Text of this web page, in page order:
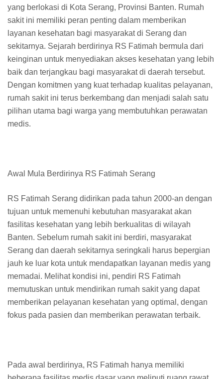
yang berlokasi di Kota Serang, Provinsi Banten. Rumah
sakit ini memiliki peran penting dalam memberikan
layanan kesehatan bagi masyarakat di Serang dan
sekitarnya. Sejarah berdirinya RS Fatimah bermula dari
keinginan untuk menyediakan akses kesehatan yang lebih
baik dan terjangkau bagi masyarakat di daerah tersebut.
Dengan komitmen yang kuat terhadap kualitas pelayanan,
rumah sakit ini terus berkembang dan menjadi salah satu
pilihan utama bagi warga yang membutuhkan perawatan
medis.
Awal Mula Berdirinya RS Fatimah Serang
RS Fatimah Serang didirikan pada tahun 2000-an dengan
tujuan untuk memenuhi kebutuhan masyarakat akan
fasilitas kesehatan yang lebih berkualitas di wilayah
Banten. Sebelum rumah sakit ini berdiri, masyarakat
Serang dan daerah sekitarnya seringkali harus bepergian
jauh ke luar kota untuk mendapatkan layanan medis yang
memadai. Melihat kondisi ini, pendiri RS Fatimah
memutuskan untuk mendirikan rumah sakit yang dapat
memberikan pelayanan kesehatan yang optimal, dengan
fokus pada pasien dan memberikan perawatan terbaik.
Pada awal berdirinya, RS Fatimah hanya memiliki